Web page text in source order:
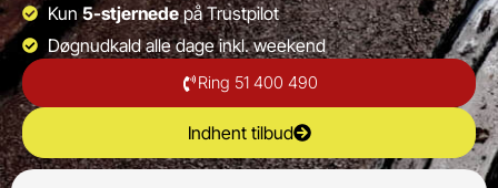
Kun5-stjernedepå Trustpilot
Døgnudkald alle dage inkl. weekend
Ring 51 400 490
Indhent tilbud